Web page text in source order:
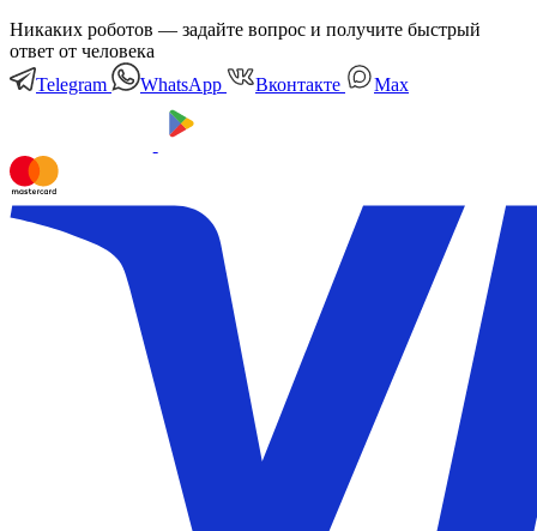
Никаких роботов — задайте вопрос и получите быстрый
ответ от человека
Telegram
WhatsApp Вконтакте Мах